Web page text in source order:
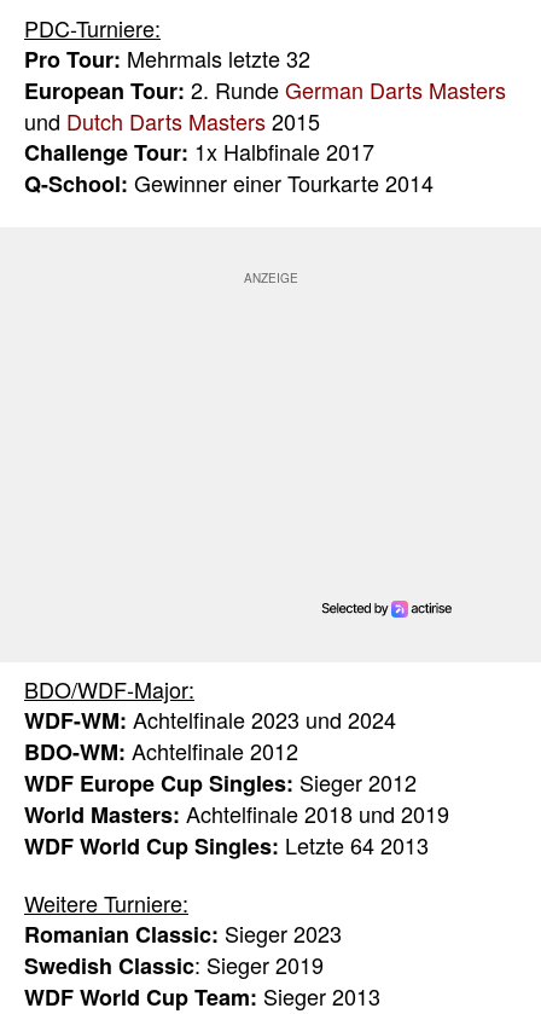
PDC-Turniere:
Pro Tour: Mehrmals letzte 32
European Tour: 2. RundeGerman Darts Masters
und Dutch Darts Masters2015
Challenge Tour: 1x Halbfinale 2017
Q-School: Gewinner einer Tourkarte 2014
BDO/WDF-Major:
WDF-WM: Achtelfinale 2023 und 2024
BDO-WM: Achtelfinale 2012
WDF Europe Cup Singles: Sieger 2012
World Masters: Achtelfinale 2018 und 2019
WDF World Cup Singles: Letzte 64 2013
Weitere Turniere:
Romanian Classic: Sieger 2023
Swedish Classic: Sieger 2019
WDF World Cup Team: Sieger 2013